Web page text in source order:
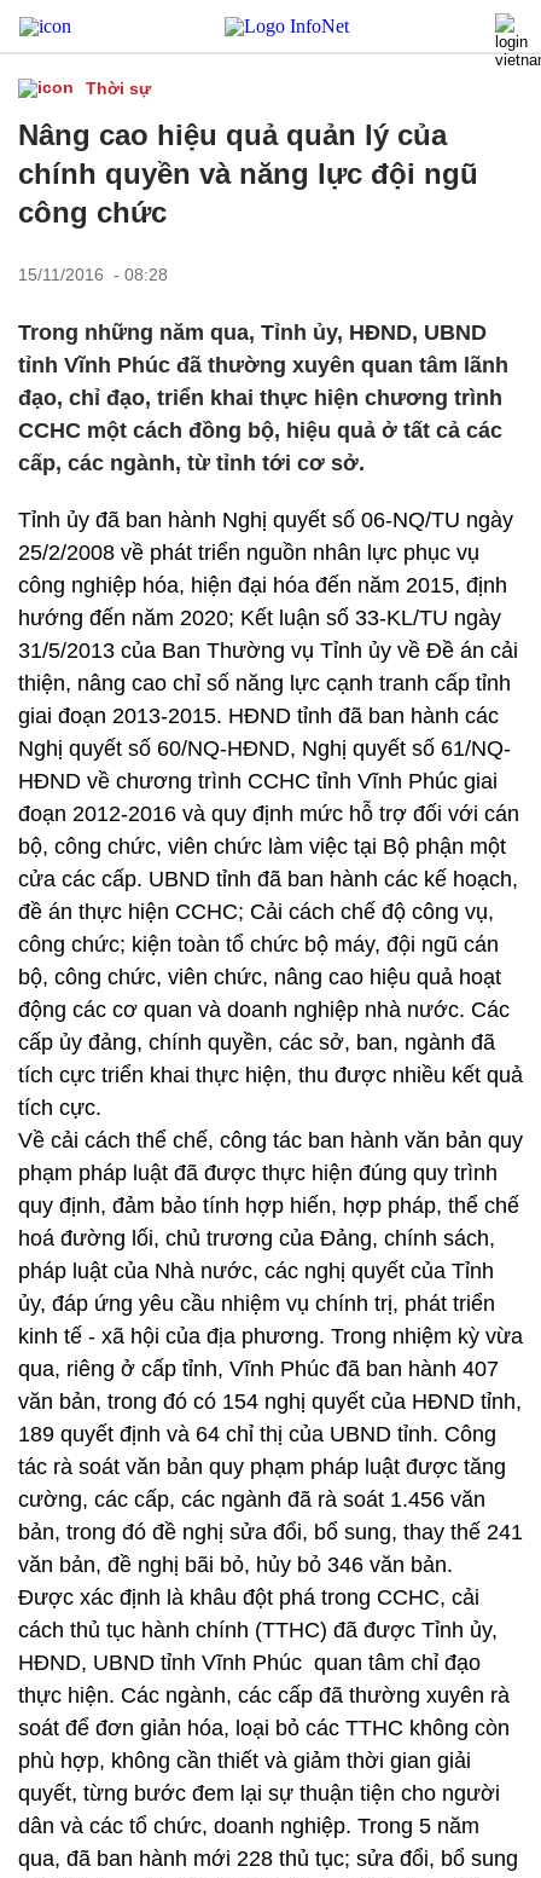
Thời sự
Nâng cao hiệu quả quản lý của
chính quyền và năng lực đội ngũ
công chức
15/11/2016 - 08:28
Trong những năm qua, Tỉnh ủy, HĐND, UBND
tỉnh Vĩnh Phúc đã thường xuyên quan tâm lãnh
đạo, chỉ đạo, triển khai thực hiện chương trình
CCHC một cách đồng bộ, hiệu quả ở tất cả các
cấp, các ngành, từ tỉnh tới cơ sở.
Tỉnh ủy đã ban hành Nghị quyết số 06-NQ/TU ngày
25/2/2008 về phát triển nguồn nhân lực phục vụ
công nghiệp hóa, hiện đại hóa đến năm 2015, định
hướng đến năm 2020; Kết luận số 33-KL/TU ngày
31/5/2013 của Ban Thường vụ Tỉnh ủy về Đề án cải
thiện, nâng cao chỉ số năng lực cạnh tranh cấp tỉnh
giai đoạn 2013-2015. HĐND tỉnh đã ban hành các
Nghị quyết số 60/NQ-HĐND, Nghị quyết số 61/NQ-
HĐND về chương trình CCHC tỉnh Vĩnh Phúc giai
đoạn 2012-2016 và quy định mức hỗ trợ đối với cán
bộ, công chức, viên chức làm việc tại Bộ phận một
cửa các cấp. UBND tỉnh đã ban hành các kế hoạch,
đề án thực hiện CCHC; Cải cách chế độ công vụ,
công chức; kiện toàn tổ chức bộ máy, đội ngũ cán
bộ, công chức, viên chức, nâng cao hiệu quả hoạt
động các cơ quan và doanh nghiệp nhà nước. Các
cấp ủy đảng, chính quyền, các sở, ban, ngành đã
tích cực triển khai thực hiện, thu được nhiều kết quả
tích cực.
Về cải cách thể chế, công tác ban hành văn bản quy
phạm pháp luật đã được thực hiện đúng quy trình
quy định, đảm bảo tính hợp hiến, hợp pháp, thể chế
hoá đường lối, chủ trương của Đảng, chính sách,
pháp luật của Nhà nước, các nghị quyết của Tỉnh
ủy, đáp ứng yêu cầu nhiệm vụ chính trị, phát triển
kinh tế - xã hội của địa phương. Trong nhiệm kỳ vừa
qua, riêng ở cấp tỉnh, Vĩnh Phúc đã ban hành 407
văn bản, trong đó có 154 nghị quyết của HĐND tỉnh,
189 quyết định và 64 chỉ thị của UBND tỉnh. Công
tác rà soát văn bản quy phạm pháp luật được tăng
cường, các cấp, các ngành đã rà soát 1.456 văn
bản, trong đó đề nghị sửa đổi, bổ sung, thay thế 241
văn bản, đề nghị bãi bỏ, hủy bỏ 346 văn bản.
Được xác định là khâu đột phá trong CCHC, cải
cách thủ tục hành chính (TTHC) đã được Tỉnh ủy,
HĐND, UBND tỉnh Vĩnh Phúc quan tâm chỉ đạo
thực hiện. Các ngành, các cấp đã thường xuyên rà
soát để đơn giản hóa, loại bỏ các TTHC không còn
phù hợp, không cần thiết và giảm thời gian giải
quyết, từng bước đem lại sự thuận tiện cho người
dân và các tổ chức, doanh nghiệp. Trong 5 năm
qua, đã ban hành mới 228 thủ tục; sửa đổi, bổ sung